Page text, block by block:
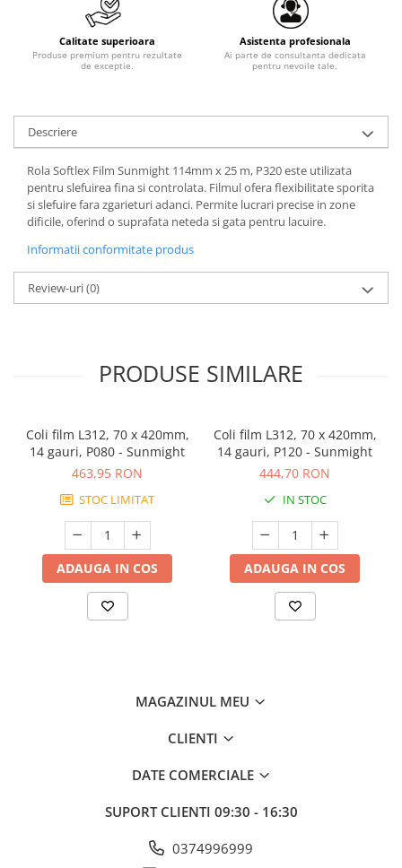
Calitate superioara
Produse premium pentru rezultate
de exceptie.
Asistenta profesionala
Ai parte de consultanta dedicata
pentru nevoile tale.
Descriere
Rola Softlex Film Sunmight 114mm x 25 m, P320 este utilizata
pentru slefuirea fina si controlata. Filmul ofera flexibilitate sporita
si slefuire fara zgarieturi adanci. Permite lucrari precise in zone
dificile, oferind o suprafata neteda si gata pentru lacuire.
Informatii conformitate produs
Review-uri(0)
PRODUSE SIMILARE
Coli film L312, 70 x 420mm,
14 gauri, P080 - Sunmight
463,95 RON
STOC LIMITAT
ADAUGA IN COS
Coli film L312, 70 x 420mm,
14 gauri, P120 - Sunmight
444,70 RON
IN STOC
ADAUGA IN COS
MAGAZINUL MEU
CLIENTI
DATE COMERCIALE
SUPORT CLIENTI 09:30 - 16:30
0374996999